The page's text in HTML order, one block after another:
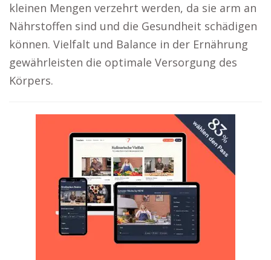
kleinen Mengen verzehrt werden, da sie arm an
Nährstoffen sind und die Gesundheit schädigen
können. Vielfalt und Balance in der Ernährung
gewährleisten die optimale Versorgung des
Körpers.